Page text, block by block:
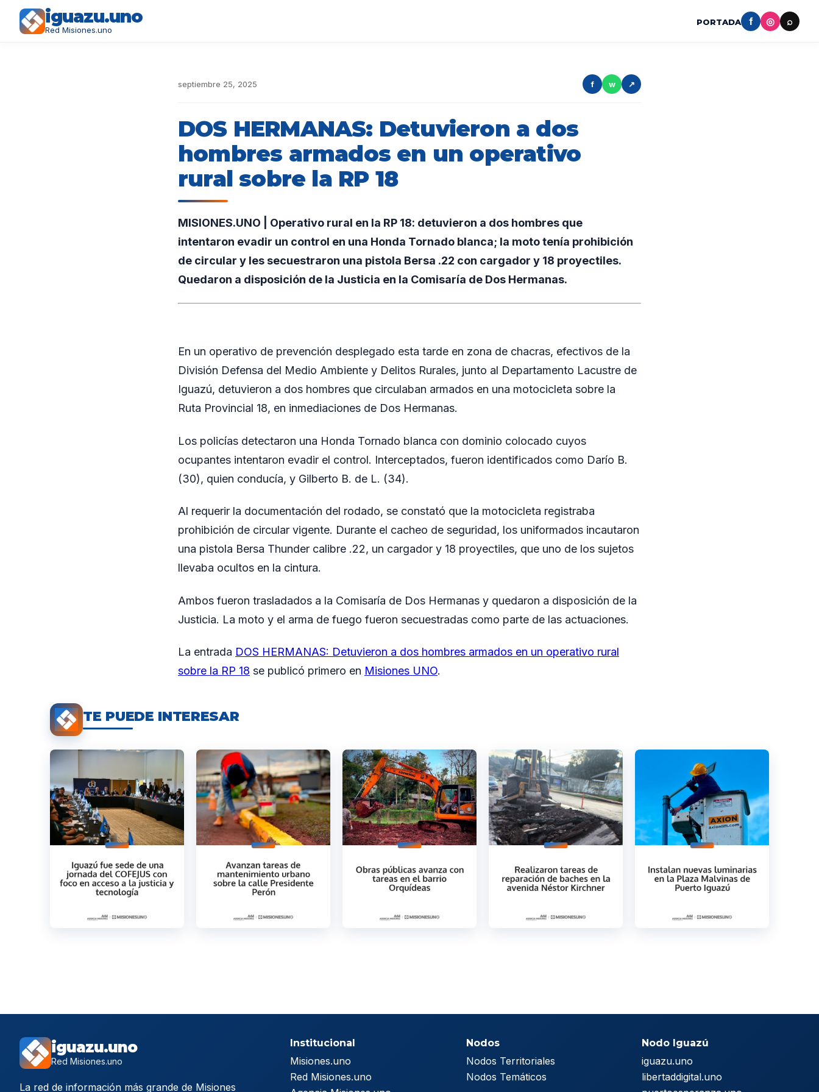
iguazu.uno
Red Misiones.uno
PORTADA f ◎ ⌕
septiembre 25, 2025 f w ↗
DOS HERMANAS: Detuvieron a dos
hombres armados en un operativo
rural sobre la RP 18
MISIONES.UNO | Operativo rural en la RP 18: detuvieron a dos hombres que
intentaron evadir un control en una Honda Tornado blanca; la moto tenía prohibición
de circular y les secuestraron una pistola Bersa .22 con cargador y 18 proyectiles.
Quedaron a disposición de la Justicia en la Comisaría de Dos Hermanas.
En un operativo de prevención desplegado esta tarde en zona de chacras, efectivos de la
División Defensa del Medio Ambiente y Delitos Rurales, junto al Departamento Lacustre de
Iguazú, detuvieron a dos hombres que circulaban armados en una motocicleta sobre la
Ruta Provincial 18, en inmediaciones de Dos Hermanas.
Los policías detectaron una Honda Tornado blanca con dominio colocado cuyos
ocupantes intentaron evadir el control. Interceptados, fueron identificados como Darío B.
(30), quien conducía, y Gilberto B. de L. (34).
Al requerir la documentación del rodado, se constató que la motocicleta registraba
prohibición de circular vigente. Durante el cacheo de seguridad, los uniformados incautaron
una pistola Bersa Thunder calibre .22, un cargador y 18 proyectiles, que uno de los sujetos
llevaba ocultos en la cintura.
Ambos fueron trasladados a la Comisaría de Dos Hermanas y quedaron a disposición de la
Justicia. La moto y el arma de fuego fueron secuestradas como parte de las actuaciones.
La entrada DOS HERMANAS: Detuvieron a dos hombres armados en un operativo rural
sobre la RP 18 se publicó primero en Misiones UNO.
TE PUEDE INTERESAR
iguazu.uno
Red Misiones.uno
La red de información más grande de Misiones
Institucional
Misiones.uno
Red Misiones.uno
Nodos
Nodos Territoriales
Nodos Temáticos
Nodo Iguazú
iguazu.uno
libertaddigital.uno